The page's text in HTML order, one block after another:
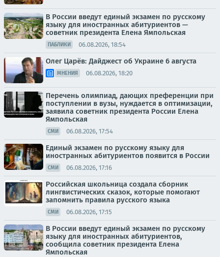
В России введут единый экзамен по русскому
языку для иностранных абитуриентов —
советник президента Елена Ямпольская
ПАБЛИКИ 06.08.2026, 18:54
Олег Царёв: Дайджест об Украине 6 августа
МНЕНИЯ 06.08.2026, 18:20
Перечень олимпиад, дающих преференции при
поступлении в вузы, нуждается в оптимизации,
заявила советник президента России Елена
Ямпольская
СМИ 06.08.2026, 17:54
Единый экзамен по русскому языку для
иностранных абитуриентов появится в России
СМИ 06.08.2026, 17:16
Российская школьница создала сборник
лингвистических сказок, которые помогают
запомнить правила русского языка
СМИ 06.08.2026, 17:15
В России введут единый экзамен по русскому
языку для иностранных абитуриентов,
сообщила советник президента Елена
Ямпольская